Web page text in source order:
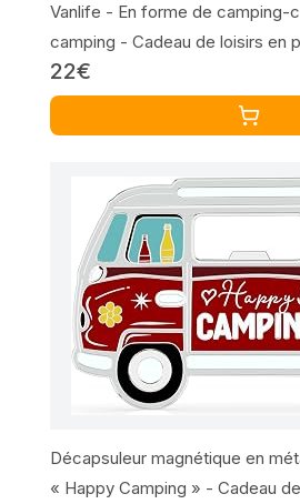
Vanlife - En forme de camping-
camping - Cadeau de loisirs en
Dimensions : environ 32 x 18 cm
22€
Décapsuleur magnétique en
« Happy Camping » - Cadeau